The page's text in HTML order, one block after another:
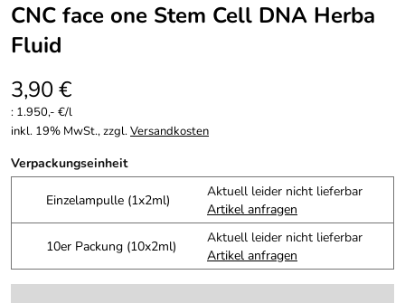
CNC face one Stem Cell DNA Herba
Fluid
3,90 €
: 1.950,- €/l
inkl. 19% MwSt., zzgl.Versandkosten
Verpackungseinheit
Einzelampulle (1x2ml)
Aktuell leider nicht lieferbar
Artikel anfragen
10er Packung (10x2ml)
Aktuell leider nicht lieferbar
Artikel anfragen